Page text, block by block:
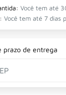
Você tem até
Você tem até 7 dias
prazo de entrega